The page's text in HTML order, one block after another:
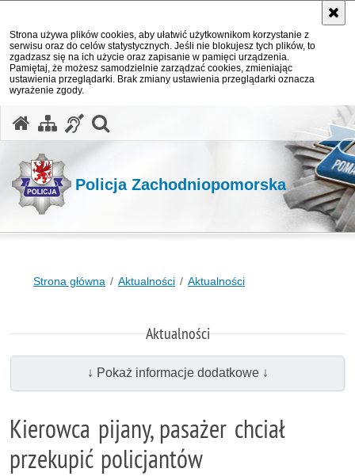
Strona używa plików cookies, aby ułatwić użytkownikom korzystanie z
serwisu oraz do celów statystycznych. Jeśli nie blokujesz tych plików, to
zgadzasz się na ich użycie oraz zapisanie w pamięci urządzenia.
Pamiętaj, że możesz samodzielnie zarządzać cookies, zmieniając
ustawienia przeglądarki. Brak zmiany ustawienia przeglądarki oznacza
wyrażenie zgody.
Policja Zachodniopomorska
Strona główna Aktualności Aktualności
Aktualności
↓ Pokaż informacje dodatkowe ↓
Kierowca pijany, pasażer chciał
przekupić policjantów